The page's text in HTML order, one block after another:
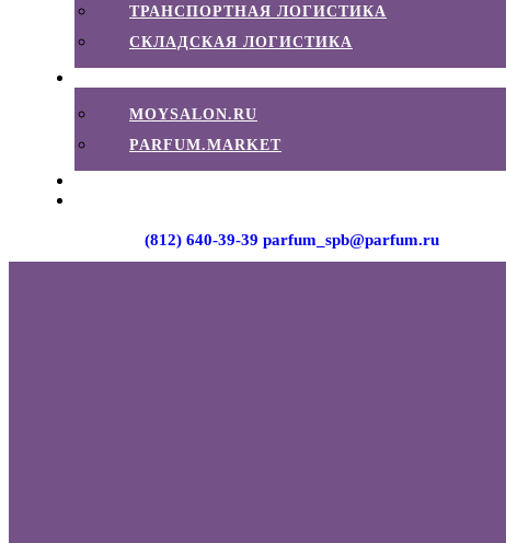
ТРАНСПОРТНАЯ ЛОГИСТИКА
СКЛАДСКАЯ ЛОГИСТИКА
MOYSALON.RU
PARFUM.MARKET
(812) 640-39-39 parfum_spb@parfum.ru